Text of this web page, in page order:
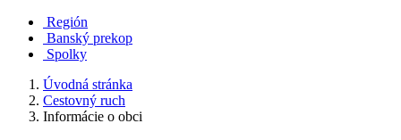
Región
Banský prekop
Spolky
Úvodná stránka
Cestovný ruch
Informácie o obci